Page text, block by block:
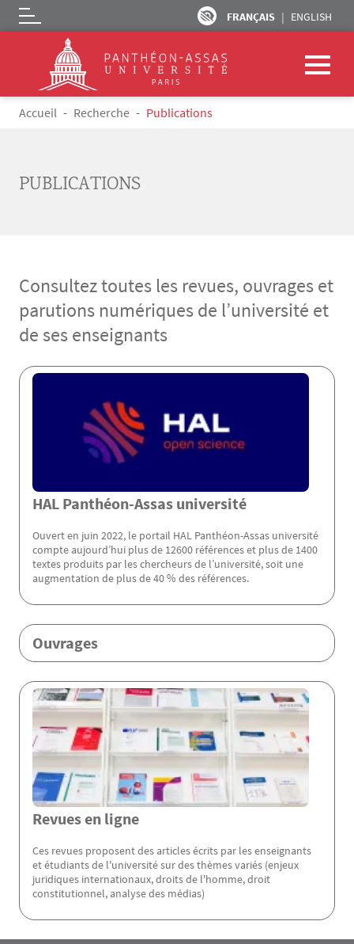
Aller au contenu principal
FRANÇAIS ENGLISH
Logo
Fil d'Ariane
Accueil Recherche Publications
PUBLICATIONS
Consultez toutes les revues, ouvrages et
parutions numériques de l’université et
de ses enseignants
Menu Assas
HAL Panthéon-Assas université
Ouvert en juin 2022, le portail HAL Panthéon-Assas université
compte aujourd’hui plus de 12600 références et plus de 1400
textes produits par les chercheurs de l’université, soit une
augmentation de plus de 40 % des références.
Ouvrages
Revues en ligne
Ces revues proposent des articles écrits par les enseignants
et étudiants de l'université sur des thèmes variés (enjeux
juridiques internationaux, droits de l'homme, droit
constitutionnel, analyse des médias)